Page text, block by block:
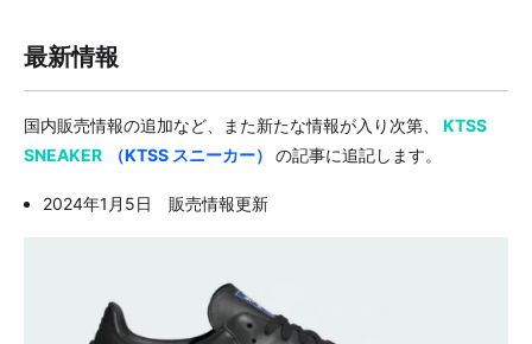
最新情報
国内販売情報の追加など、また新たな情報が入り次第、
KTSS
SNEAKER
（KTSS スニーカー） の記事に追記します。
2024年1月5日 販売情報更新